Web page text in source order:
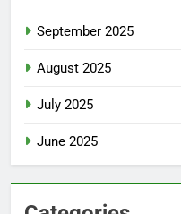
September 2025
August 2025
July 2025
June 2025